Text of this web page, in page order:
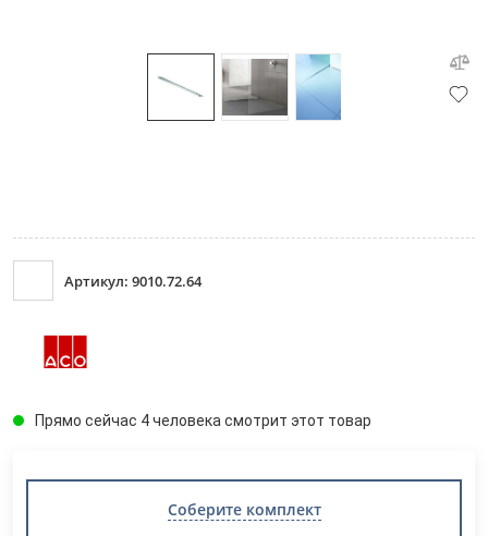
Артикул: 9010.72.64
Прямо сейчас 4 человека смотрит этот товар
Соберите комплект